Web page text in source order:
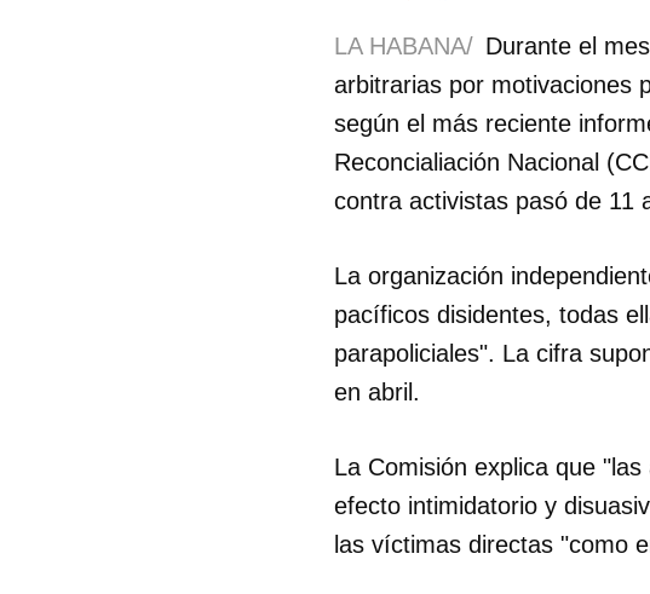
LA HABANA/ Durante el
arbitrarias por motivaciones
según el más reciente
Reconcialiación Nacional
contra activistas pasó de 11
La organización
pacíficos disidentes, todas
parapoliciales". La cifra
en abril.
La Comisión explica que
efecto intimidatorio y
las víctimas directas "como